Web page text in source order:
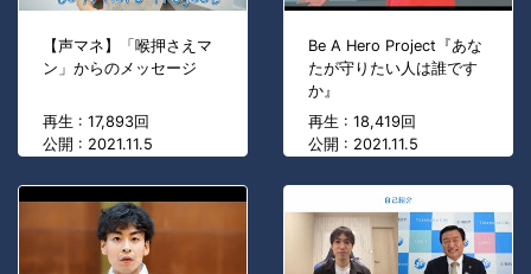
【声マネ】「喉押さえマ
ン」からのメッセージ
再生 : 17,893回
公開 : 2021.11.5
Be A Hero Project『あな
たが守りたい人は誰です
か』
再生 : 18,419回
公開 : 2021.11.5